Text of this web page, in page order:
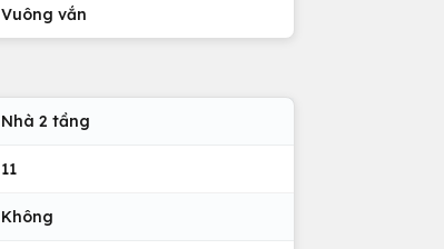
Vuông vắn
Nhà 2 tầng
11
Không